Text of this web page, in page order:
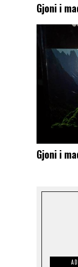
Gjoni i
Gjoni i